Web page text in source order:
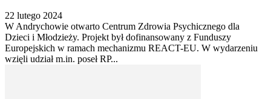
22 lutego 2024
W Andrychowie otwarto Centrum Zdrowia Psychicznego dla
Dzieci i Młodzieży. Projekt był dofinansowany z Funduszy
Europejskich w ramach mechanizmu REACT-EU. W wydarzeniu
wzięli udział m.in. poseł RP...